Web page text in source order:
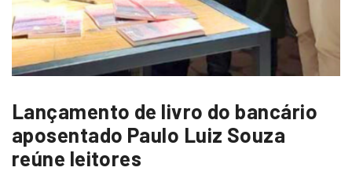
Lançamento de livro do bancário
aposentado Paulo Luiz Souza
reúne leitores